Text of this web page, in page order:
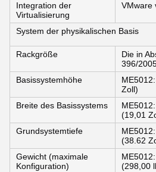
Integration der
Virtualisierung
VMware
System der physikalischen Basis
Rackgröße
Die in
396/
Basissystemhöhe
Zoll)
Breite des Basissystems
(19,01
Grundsystemtiefe
(38.62
Gewicht (maximale
Konfiguration)
(298,00